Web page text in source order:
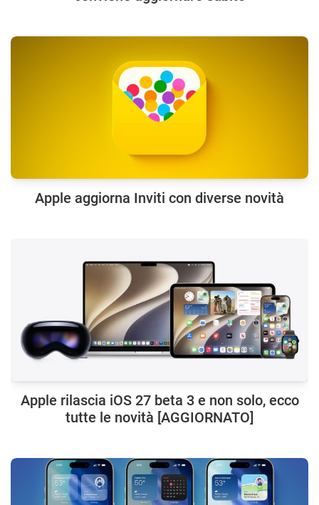
Apple aggiorna Inviti con diverse novità
Apple rilascia iOS 27 beta 3 e non solo, ecco
tutte le novità [AGGIORNATO]